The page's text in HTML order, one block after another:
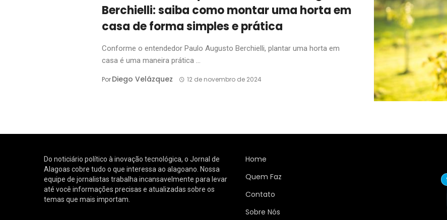
Berchielli: saiba como montar uma horta em
casa de forma simples e prática
Conforme o entendedor Paulo Augusto Berchielli, plantar uma horta em
casa é uma maneira prática ...
PorDiego Velázquez 12 de novembro de 2024
Do noticiário político à inovação tecnológica, o Jornal de
Alagoas cobre tudo o que interessa ao alagoano. Nossa
equipe de jornalistas trabalha incansavelmente para levar
até você informações precisas e atualizadas sobre os
temas que mais importam.
Home
Quem Faz
Contato
Sobre Nós